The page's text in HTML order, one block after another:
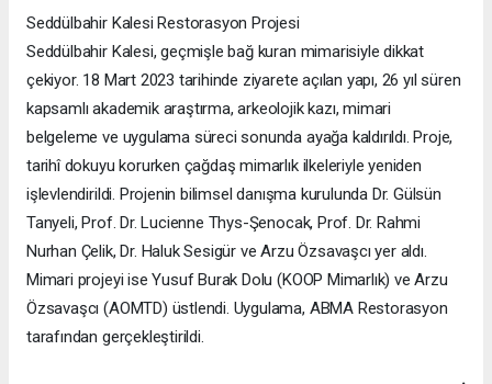
Seddülbahir Kalesi Restorasyon Projesi
Seddülbahir Kalesi, geçmişle bağ kuran mimarisiyle dikkat
çekiyor. 18 Mart 2023 tarihinde ziyarete açılan yapı, 26 yıl süren
kapsamlı akademik araştırma, arkeolojik kazı, mimari
belgeleme ve uygulama süreci sonunda ayağa kaldırıldı. Proje,
tarihî dokuyu korurken çağdaş mimarlık ilkeleriyle yeniden
işlevlendirildi. Projenin bilimsel danışma kurulunda Dr. Gülsün
Tanyeli, Prof. Dr. Lucienne Thys-Şenocak, Prof. Dr. Rahmi
Nurhan Çelik, Dr. Haluk Sesigür ve Arzu Özsavaşcı yer aldı.
Mimari projeyi ise Yusuf Burak Dolu (KOOP Mimarlık) ve Arzu
Özsavaşcı (AOMTD) üstlendi. Uygulama, ABMA Restorasyon
tarafından gerçekleştirildi.